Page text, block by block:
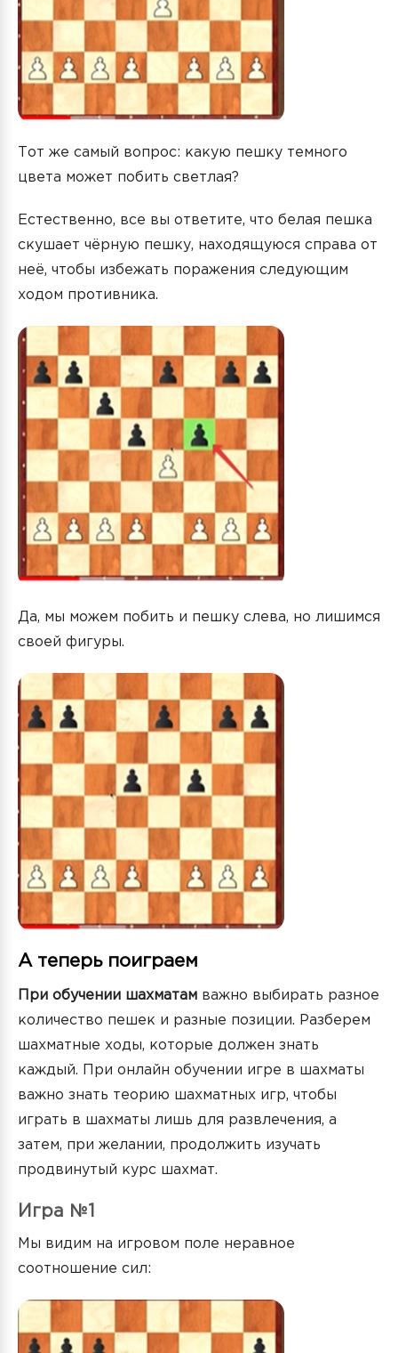
Тот же самый вопрос: какую пешку темного
цвета может побить светлая?
Естественно, все вы ответите, что белая пешка
скушает чёрную пешку, находящуюся справа от
неё, чтобы избежать поражения следующим
ходом противника.
Да, мы можем побить и пешку слева, но лишимся
своей фигуры.
А теперь поиграем
При обучении шахматам важно выбирать разное
количество пешек и разные позиции. Разберем
шахматные ходы, которые должен знать
каждый. При онлайн обучении игре в шахматы
важно знать теорию шахматных игр, чтобы
играть в шахматы лишь для развлечения, а
затем, при желании, продолжить изучать
продвинутый курс шахмат.
Игра №1
Мы видим на игровом поле неравное
соотношение сил: